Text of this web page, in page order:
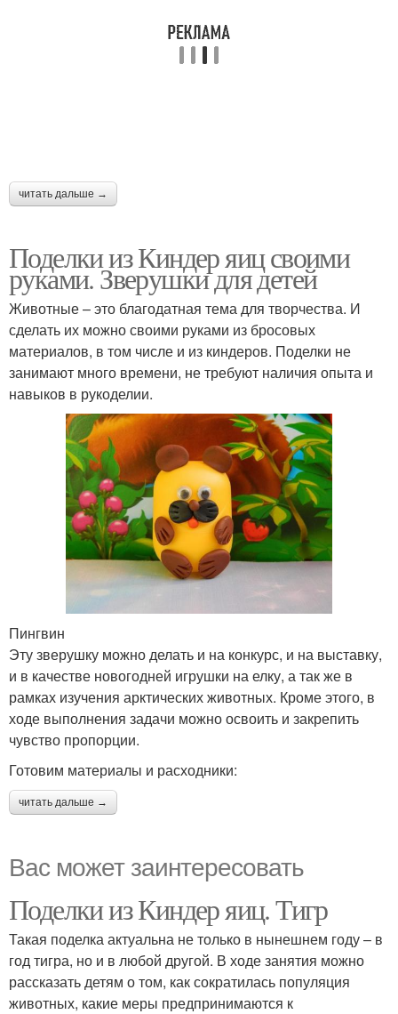
читать дальше →
Поделки из Киндер яиц своими
руками. Зверушки для детей
Животные – это благодатная тема для творчества. И
сделать их можно своими руками из бросовых
материалов, в том числе и из киндеров. Поделки не
занимают много времени, не требуют наличия опыта и
навыков в рукоделии.
Пингвин
Эту зверушку можно делать и на конкурс, и на выставку,
и в качестве новогодней игрушки на елку, а так же в
рамках изучения арктических животных. Кроме этого, в
ходе выполнения задачи можно освоить и закрепить
чувство пропорции.
Готовим материалы и расходники:
читать дальше →
Вас может заинтересовать
Поделки из Киндер яиц. Тигр
Такая поделка актуальна не только в нынешнем году – в
год тигра, но и в любой другой. В ходе занятия можно
рассказать детям о том, как сократилась популяция
животных, какие меры предпринимаются к